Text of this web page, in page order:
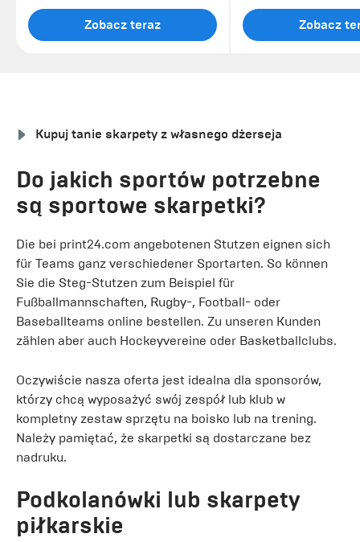
Zobacz teraz Zobacz
Kupuj tanie skarpety z własnego dżerseja
Do jakich sportów potrzebne
są sportowe skarpetki?
Die bei print24.com angebotenen Stutzen eignen sich
für Teams ganz verschiedener Sportarten. So können
Sie die Steg-Stutzen zum Beispiel für
Fußballmannschaften, Rugby-, Football- oder
Baseballteams online bestellen. Zu unseren Kunden
zählen aber auch Hockeyvereine oder Basketballclubs.
Oczywiście nasza oferta jest idealna dla sponsorów,
którzy chcą wyposażyć swój zespół lub klub w
kompletny zestaw sprzętu na boisko lub na trening.
Należy pamiętać, że skarpetki są dostarczane bez
nadruku.
Podkolanówki lub skarpety
piłkarskie